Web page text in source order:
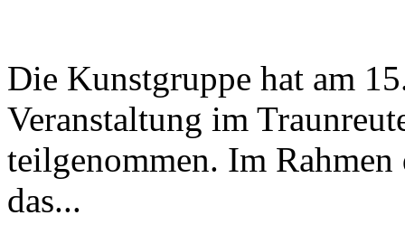
Die Kunstgruppe hat am
Veranstaltung im
teilgenommen. Im
das...